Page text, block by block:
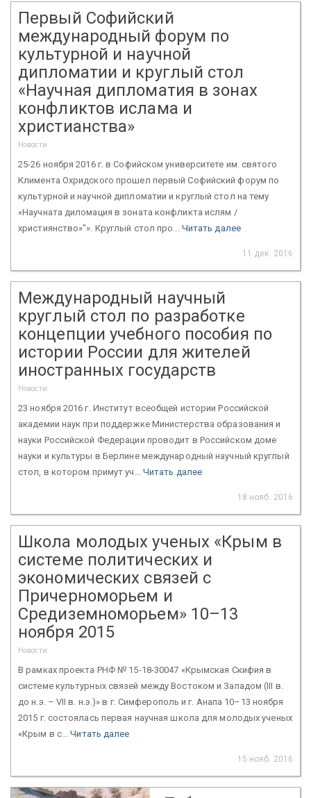
Первый Софийский
международный форум по
культурной и научной
дипломатии и круглый стол
«Научная дипломатия в зонах
конфликтов ислама и
христианства»
Новости
25-26 ноября 2016 г. в Софийском университете им. святого
Климента Охридского прошел первый Софийский форум по
культурной и научной дипломатии и круглый стол на тему
«Научната диломация в зоната конфликта ислям /
християнство»"». Круглый стол про... Читать далее
11 дек. 2016
Международный научный
круглый стол по разработке
концепции учебного пособия по
истории России для жителей
иностранных государств
Новости
23 ноября 2016 г. Институт всеобщей истории Российской
академии наук при поддержке Министерства образования и
науки Российской Федерации проводит в Российском доме
науки и культуры в Берлине международный научный круглый
стол, в котором примут уч... Читать далее
18 нояб. 2016
Школа молодых ученых «Крым в
системе политических и
экономических связей с
Причерноморьем и
Средиземноморьем» 10–13
ноября 2015
Новости
В рамках проекта РНФ № 15-18-30047 «Крымская Скифия в
системе культурных связей между Востоком и Западом (III в.
до н.э. – VII в. н.э.)» в г. Симферополь и г. Анапа 10–13 ноября
2015 г. состоялась первая научная школа для молодых ученых
«Крым в с...Читать далее
15 нояб. 2016